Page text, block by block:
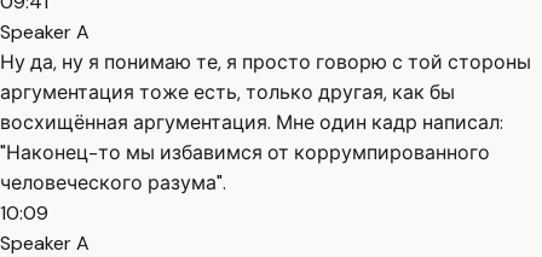
Speaker A
Ну да, ну я понимаю те, я просто говорю с той стороны
аргументация тоже есть, только другая, как бы
восхищённая аргументация. Мне один кадр написал:
"Наконец-то мы избавимся от коррумпированного
человеческого разума".
10:09
Speaker A